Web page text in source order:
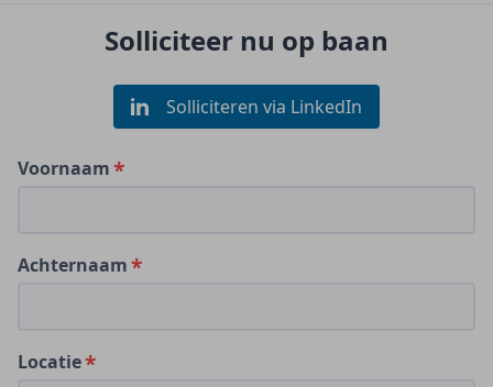
Solliciteer nu op baan
Solliciteren via LinkedIn
Voornaam
Achternaam
Locatie